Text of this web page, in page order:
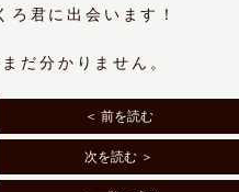
君に出会います！
だ分かりません。
＜ 前を読む
次を読む ＞